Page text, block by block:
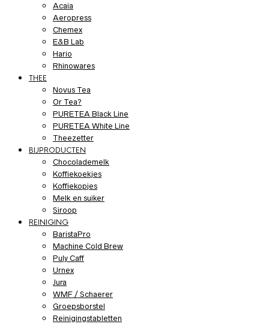
Acaia
Aeropress
Chemex
E&B Lab
Hario
Rhinowares
THEE
Novus Tea
Or Tea?
PURETEA Black Line
PURETEA White Line
Theezetter
BIJPRODUCTEN
Chocolademelk
Koffiekoekjes
Koffiekopjes
Melk en suiker
Siroop
REINIGING
BaristaPro
Machine Cold Brew
Puly Caff
Urnex
Jura
WMF / Schaerer
Groepsborstel
Reinigingstabletten